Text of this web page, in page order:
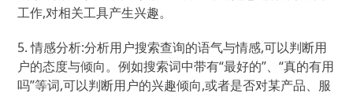
工作,对相关工具产生兴趣。
5. 情感分析:分析用户搜索查询的语气与情感,可以判断用
户的态度与倾向。例如搜索词中带有“最好的”、“真的有用
吗”等词,可以判断用户的兴趣倾向,或者是否对某产品、服